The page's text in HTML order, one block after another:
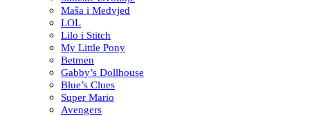
Maša i Medvjed
LOL
Lilo i Stitch
My Little Pony
Betmen
Gabby’s Dollhouse
Blue’s Clues
Super Mario
Avengers